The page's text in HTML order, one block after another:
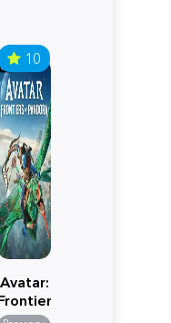
10
Avatar:
of